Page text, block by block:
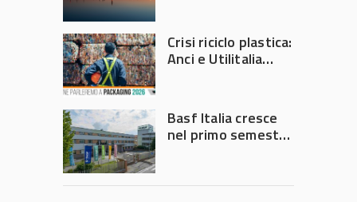
Crisi riciclo plastica:
Anci e Utilitalia
Governo
Basf Italia cresce
nel primo semestre